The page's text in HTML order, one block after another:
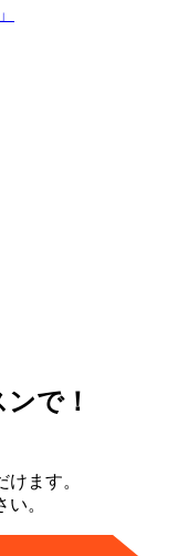
ます。
。